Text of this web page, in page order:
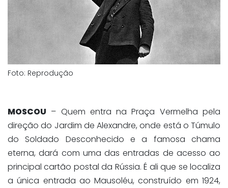
Foto: Reprodução
MOSCOU – Quem entra na Praça Vermelha pela
direção do Jardim de Alexandre, onde está o Túmulo
do Soldado Desconhecido e a famosa chama
eterna, dará com uma das entradas de acesso ao
principal cartão postal da Rússia. É ali que se localiza
a única entrada ao Mausoléu, construído em 1924,